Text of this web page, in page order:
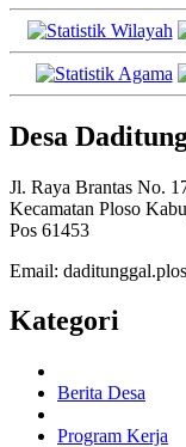
Desa
Jl. Raya Brantas No.
Kecamatan Ploso
Pos 61453
Email:
Kategori
Berita Desa
Program Kerja